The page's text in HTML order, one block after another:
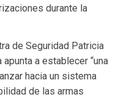
durante la
de Seguridad Patricia
a establecer “una
hacia un sistema
de las armas